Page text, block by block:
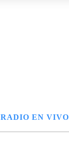
RADIO EN VIVO